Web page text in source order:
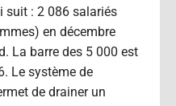
suit : 2 086 salariés
en décembre
La barre des 5 000 est
Le système de
de drainer un